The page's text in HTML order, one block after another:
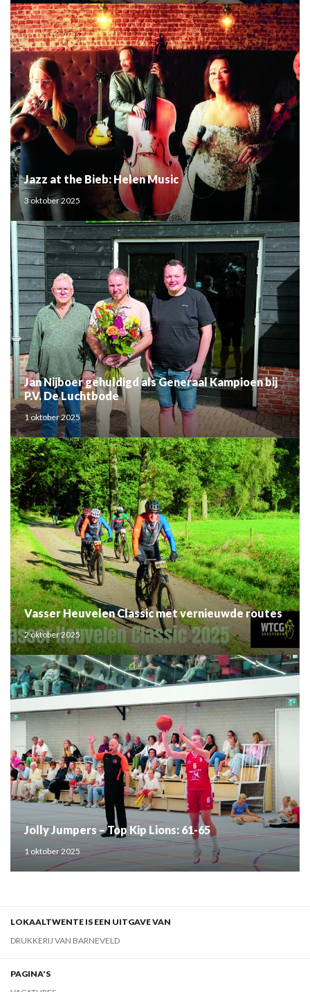
Jazz at the Bieb: Helen Music
3 oktober 2025
Jan Nijboer gehuldigd als Generaal Kampioen bij
P.V. De Luchtbode
1 oktober 2025
Vasser Heuvelen Classic met vernieuwde routes
2 oktober 2025
Jolly Jumpers – Top Kip Lions: 61-65
1 oktober 2025
LOKAALTWENTE IS EEN UITGAVE VAN
DRUKKERIJ VAN BARNEVELD
PAGINA'S